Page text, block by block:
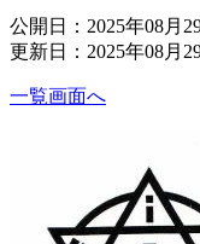
公開日：2025年08月
更新日：2025年08月
一覧画面へ